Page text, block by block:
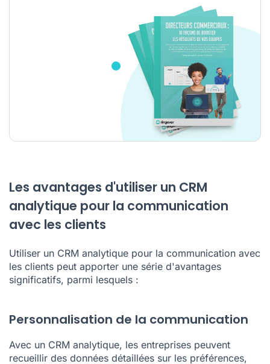
Les avantages d'utiliser un CRM
analytique pour la communication
avec les clients
Utiliser un CRM analytique pour la communication avec
les clients peut apporter une série d'avantages
significatifs, parmi lesquels :
Personnalisation de la communication
Avec un CRM analytique, les entreprises peuvent
recueillir des données détaillées sur les préférences,